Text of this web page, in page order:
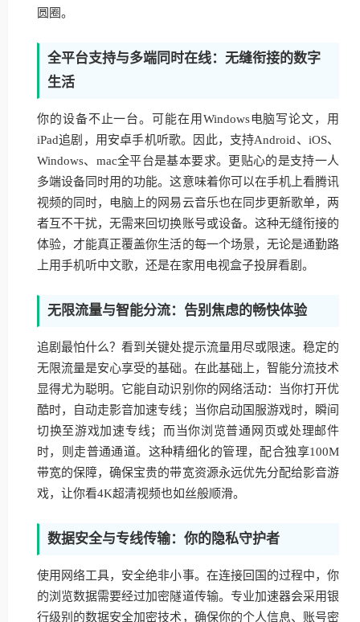
圆圈。
全平台支持与多端同时在线：无缝衔接的数字
生活
你的设备不止一台。可能在用Windows电脑写论文，用
iPad追剧，用安卓手机听歌。因此，支持Android、iOS、
Windows、mac全平台是基本要求。更贴心的是支持一人
多端设备同时用的功能。这意味着你可以在手机上看腾讯
视频的同时，电脑上的网易云音乐也在同步更新歌单，两
者互不干扰，无需来回切换账号或设备。这种无缝衔接的
体验，才能真正覆盖你生活的每一个场景，无论是通勤路
上用手机听中文歌，还是在家用电视盒子投屏看剧。
无限流量与智能分流：告别焦虑的畅快体验
追剧最怕什么？看到关键处提示流量用尽或限速。稳定的
无限流量是安心享受的基础。在此基础上，智能分流技术
显得尤为聪明。它能自动识别你的网络活动：当你打开优
酷时，自动走影音加速专线；当你启动国服游戏时，瞬间
切换至游戏加速专线；而当你浏览普通网页或处理邮件
时，则走普通通道。这种精细化的管理，配合独享100M
带宽的保障，确保宝贵的带宽资源永远优先分配给影音游
戏，让你看4K超清视频也如丝般顺滑。
数据安全与专线传输：你的隐私守护者
使用网络工具，安全绝非小事。在连接回国的过程中，你
的浏览数据需要经过加密隧道传输。专业加速器会采用银
行级别的数据安全加密技术，确保你的个人信息、账号密